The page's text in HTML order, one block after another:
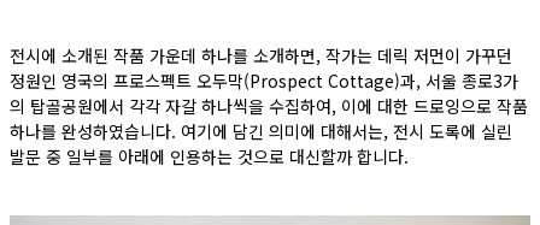
전시에 소개된 작품 가운데 하나를 소개하면, 작가는 데릭 저먼이 가꾸던
정원인 영국의 프로스펙트 오두막(Prospect Cottage)과, 서울 종로3가
의 탑골공원에서 각각 자갈 하나씩을 수집하여, 이에 대한 드로잉으로 작품
하나를 완성하였습니다. 여기에 담긴 의미에 대해서는, 전시 도록에 실린
발문 중 일부를 아래에 인용하는 것으로 대신할까 합니다.